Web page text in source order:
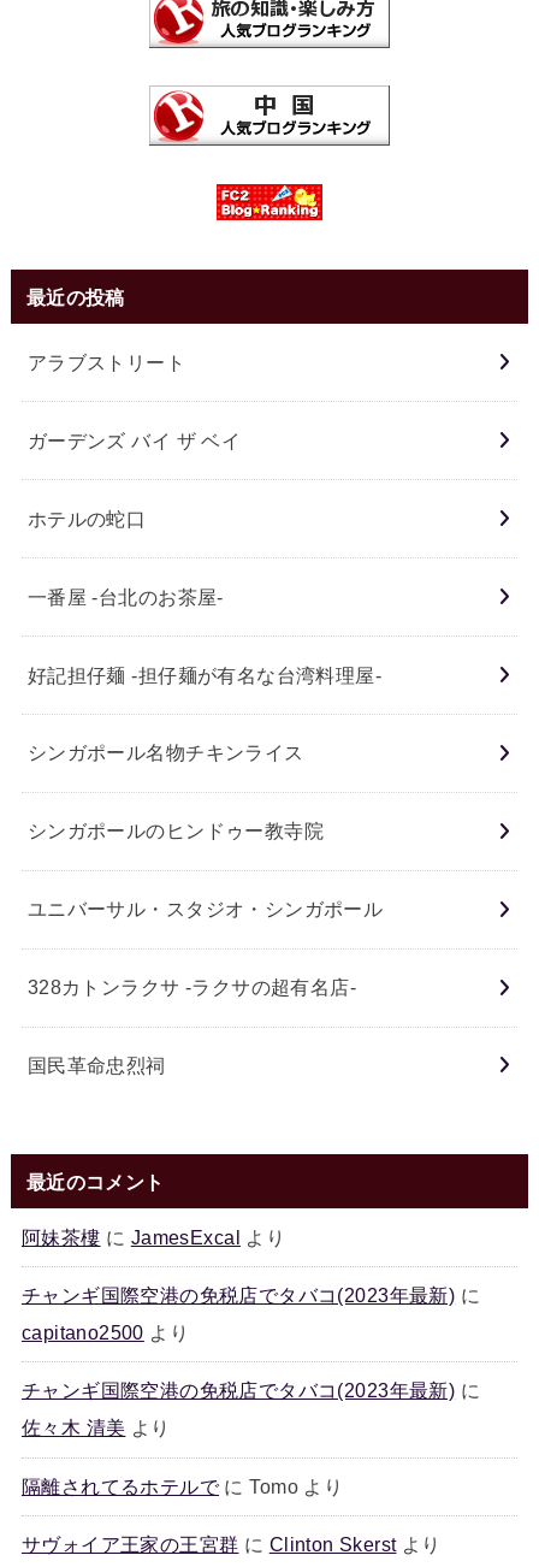
最近の投稿
アラブストリート
ガーデンズ バイ ザ ベイ
ホテルの蛇口
一番屋 -台北のお茶屋-
好記担仔麺 -担仔麺が有名な台湾料理屋-
シンガポール名物チキンライス
シンガポールのヒンドゥー教寺院
ユニバーサル・スタジオ・シンガポール
328カトンラクサ -ラクサの超有名店-
国民革命忠烈祠
最近のコメント
阿妹茶樓 に JamesExcal より
チャンギ国際空港の免税店でタバコ(2023年最新) に
capitano2500 より
チャンギ国際空港の免税店でタバコ(2023年最新) に
佐々木 清美 より
隔離されてるホテルでにTomoより
サヴォイア王家の王宮群 に Clinton Skerstより